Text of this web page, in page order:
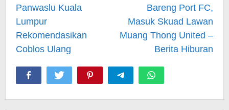
Panwaslu Kuala
Lumpur
Rekomendasikan
Coblos Ulang
Bareng Port FC,
Masuk Skuad Lawan
Muang Thong United –
Berita Hiburan